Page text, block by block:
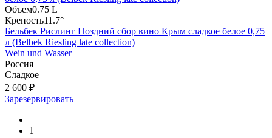
Объем0.75 L
Крепость11.7°
Бельбек Рислинг Поздний сбор вино Крым сладкое белое 0,75
л (Belbek Riesling late collection)
Wein und Wasser
Россия
Сладкое
2 600 ₽
Зарезервировать
1